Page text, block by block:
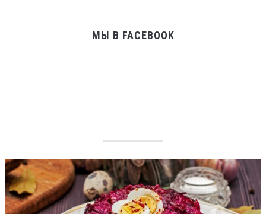
МЫ В FACEBOOK